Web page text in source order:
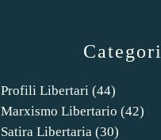
Profili Libertari (44)
Marxismo Libertario (42)
Satira Libertaria (30)